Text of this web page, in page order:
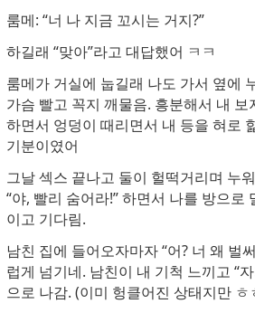
룸메: “너 나 지금 꼬시는 거지?”
하길래 “맞아”라고 대답했어 ㅋㅋ
룸메가 거실에 눕길래 나도 가서 옆에
가슴 빨고 꼭지 깨물음. 흥분해서 내
하면서 엉덩이 때리면서 내 등을 혀로
기분이였어
그날 섹스 끝나고 둘이 헐떡거리며 누
“야, 빨리 숨어라!” 하면서 나를 방으
이고 기다림.
남친 집에 들어오자마자 “어? 너 왜 벌
럽게 넘기네. 남친이 내 기척 느끼고 “
으로 나감. (이미 헝클어진 상태지만 ㅎ